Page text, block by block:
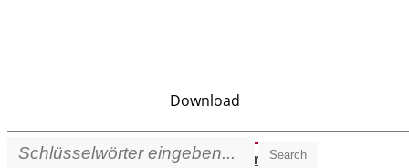
Search
Download
Beste
Neue Klingeltöne